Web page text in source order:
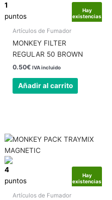
Hay
existencias
1
puntos
Artículos de Fumador
MONKEY FILTER
REGULAR 50 BROWN
0.50€ IVA incluido
Añadir al carrito
Hay
existencias
4
puntos
Artículos de Fumador